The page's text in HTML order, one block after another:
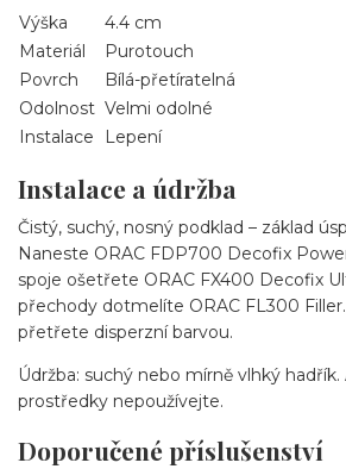
Výška
4.4 cm
Materiál
Purotouch
Povrch
Bílá-přetíratelná
Odolnost Velmi odolné
Instalace
Lepení
Instalace a údržba
Čistý, suchý, nosný podklad – základ
Naneste ORAC FDP700 Decofix
spoje ošetřete ORAC FX400 Decofix
přechody dotmelíte ORAC FL300
přetřete disperzní barvou.
Údržba: suchý nebo mírně vlhký
prostředky nepoužívejte.
Doporučené příslušenství